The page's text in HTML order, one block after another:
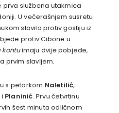
službena utakmica
U večerašnjem susretu
slavilo protiv gostiju iz
protiv Cibone u
kontuimaju dvije pobjede,
prvim slavljem.
s petorkom Naletilić,
i Planinić. Prvu četvrtinu
šest minuta odličnom